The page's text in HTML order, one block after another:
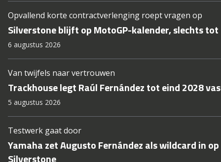
Opvallend korte contractverlenging roept vragen op
Silverstone blijft op MotoGP-kalender, slechts
6 augustus 2026
Van twijfels naar vertrouwen
Trackhouse legt Raúl Fernández tot eind 2028
5 augustus 2026
Testwerk gaat door
Yamaha zet Augusto Fernández als wildcard in op
Silverstone